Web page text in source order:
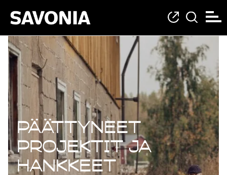
Päättyneet
Päättyneet
projektit ja
hankkeet